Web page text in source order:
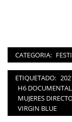
CATEGORIA:
ETIQUETADO:
H6 DOCUMENTAL
MUJERES
VIRGIN BLUE